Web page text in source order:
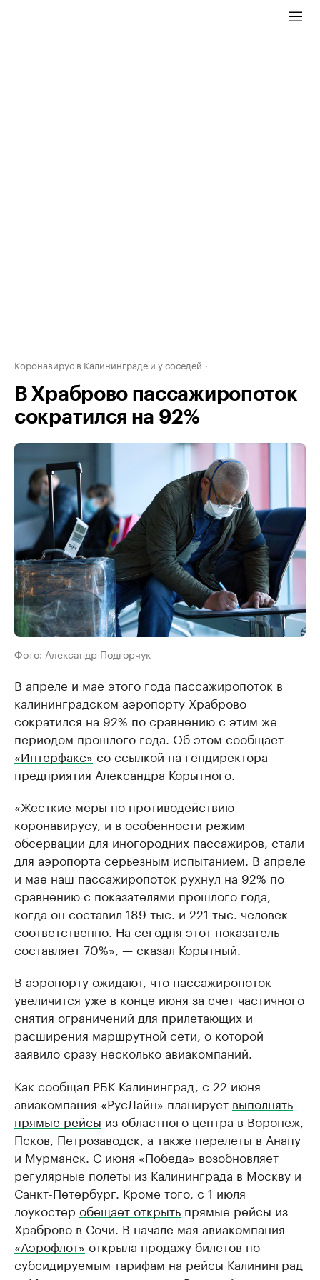
Коронавирус в Калининграде и у соседей
В Храброво пассажиропоток
сократился на 92%
Фото: Александр Подгорчук
В апреле и мае этого года пассажиропоток в
калининградском аэропорту Храброво
сократился на 92% по сравнению с этим же
периодом прошлого года. Об этом сообщает
«Интерфакс» со ссылкой на гендиректора
предприятия Александра Корытного.
«Жесткие меры по противодействию
коронавирусу, и в особенности режим
обсервации для иногородних пассажиров, стали
для аэропорта серьезным испытанием. В апреле
и мае наш пассажиропоток рухнул на 92% по
сравнению с показателями прошлого года,
когда он составил 189 тыс. и 221 тыс. человек
соответственно. На сегодня этот показатель
составляет 70%», — сказал Корытный.
В аэропорту ожидают, что пассажиропоток
увеличится уже в конце июня за счет частичного
снятия ограничений для прилетающих и
расширения маршрутной сети, о которой
заявило сразу несколько авиакомпаний.
Как сообщал РБК Калининград, с 22 июня
авиакомпания «РусЛайн» планирует выполнять
прямые рейсы из областного центра в Воронеж,
Псков, Петрозаводск, а также перелеты в Анапу
и Мурманск. С июня «Победа» возобновляет
регулярные полеты из Калининграда в Москву и
Санкт-Петербург. Кроме того, с 1 июля
лоукостер обещает открыть прямые рейсы из
Храброво в Сочи. В начале мая авиакомпания
«Аэрофлот» открыла продажу билетов по
субсидируемым тарифам на рейсы Калининград